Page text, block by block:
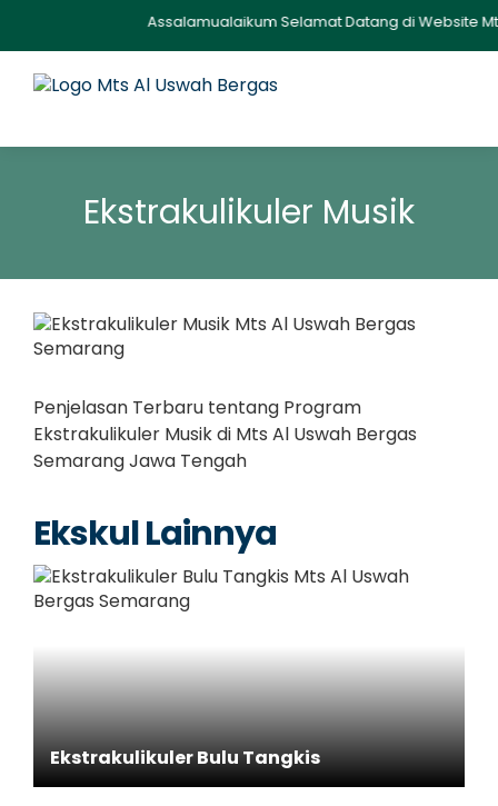
Assalamualaikum Selamat Datang di Website Mts
Ekstrakulikuler Musik
Penjelasan Terbaru tentang Program
Ekstrakulikuler Musik di Mts Al Uswah Bergas
Semarang Jawa Tengah
Ekskul Lainnya
Ekstrakulikuler Bulu Tangkis